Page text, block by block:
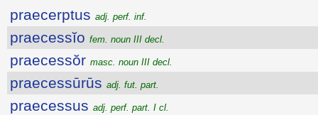
praecerptus adj. perf. inf.
praecessĭo fem. noun III decl.
praecessŏr masc. noun III decl.
praecessūrūs adj. fut. part.
praecessus adj. perf. part. I cl.